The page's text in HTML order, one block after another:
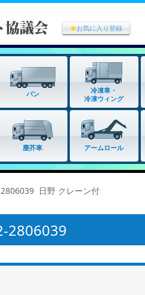
★お気に入り登録
バン
冷凍車・
冷凍ウィング
塵芥車 アームロール
日野 クレーン付
2806039